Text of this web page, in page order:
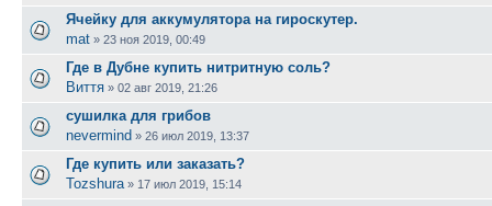
Ячейку для аккумулятора на гироскутер.
mat » 23 ноя 2019, 00:49
Где в Дубне купить нитритную соль?
Виття » 02 авг 2019, 21:26
сушилка для грибов
nevermind » 26 июл 2019, 13:37
Где купить или заказать?
Tozshura » 17 июл 2019, 15:14